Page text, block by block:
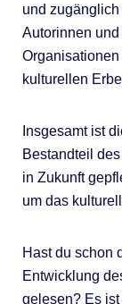
und
Autorinnen
kulturellen
Insgesamt ist
Bestandteil
in Zukunft
um das
Hast du schon
Entwicklung
gelesen? Es